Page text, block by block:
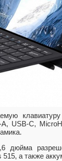
USB-C,
дюйма
а также